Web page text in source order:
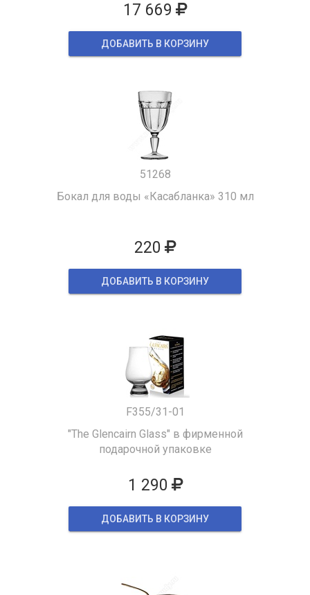
17 669
ДОБАВИТЬ В КОРЗИНУ
51268
Бокал для воды «Касабланка» 310 мл
220
ДОБАВИТЬ В КОРЗИНУ
F355/31-01
"The Glencairn Glass" в фирменной
подарочной упаковке
1 290
ДОБАВИТЬ В КОРЗИНУ